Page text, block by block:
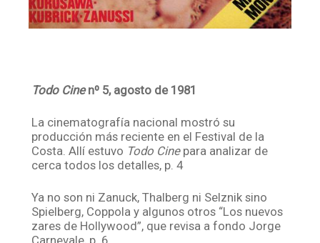
Todo Cinenº 5, agosto de 1981
La cinematografía nacional mostró su
producción más reciente en el Festival de la
Costa. Allí estuvo Todo Cinepara analizar de
cerca todos los detalles, p. 4
Ya no son ni Zanuck, Thalberg ni Selznik sino
Spielberg, Coppola y algunos otros “Los nuevos
zares de Hollywood”, que revisa a fondo Jorge
Carnevale, p. 6